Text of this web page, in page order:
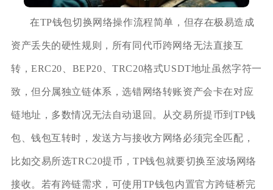
在TP钱包切换网络操作流程简单，但存在极易造成
资产丢失的硬性规则，所有同代币跨网络无法直接互
转，ERC20、BEP20、TRC20格式USDT地址虽然字符一
致，但分属独立链体系，选错网络转账资产会卡在对应
链地址，多数情况无法自动退回。从交易所提币到TP钱
包、钱包互转时，发送方与接收方网络必须完全匹配，
比如交易所选TRC20提币，TP钱包就要切换至波场网络
接收。若有跨链需求，可使用TP钱包内置官方跨链桥完